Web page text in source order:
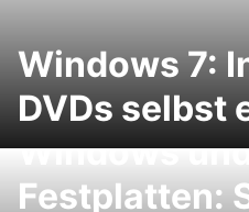
Windows 7:
DVDs selbst
Windows
Festplatten: